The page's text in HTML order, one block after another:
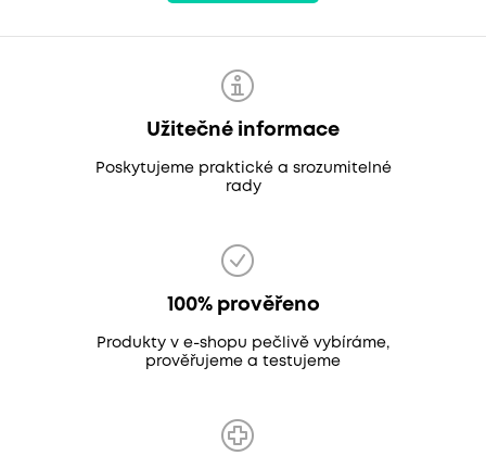
Užitečné informace
Poskytujeme praktické a srozumitelné
rady
100% prověřeno
Produkty v e-shopu pečlivě vybíráme,
prověřujeme a testujeme